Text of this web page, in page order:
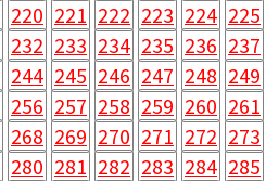
220 221 222 223 224 225
232 233 234 235 236 237
244 245 246 247 248 249
256 257 258 259 260 261
268 269 270 271 272 273
280 281 282 283 284 285